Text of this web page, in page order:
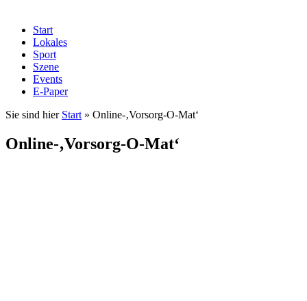
Start
Lokales
Sport
Szene
Events
E-Paper
Sie sind hier Start » Online-‚Vorsorg-O-Mat‘
Online-‚Vorsorg-O-Mat‘